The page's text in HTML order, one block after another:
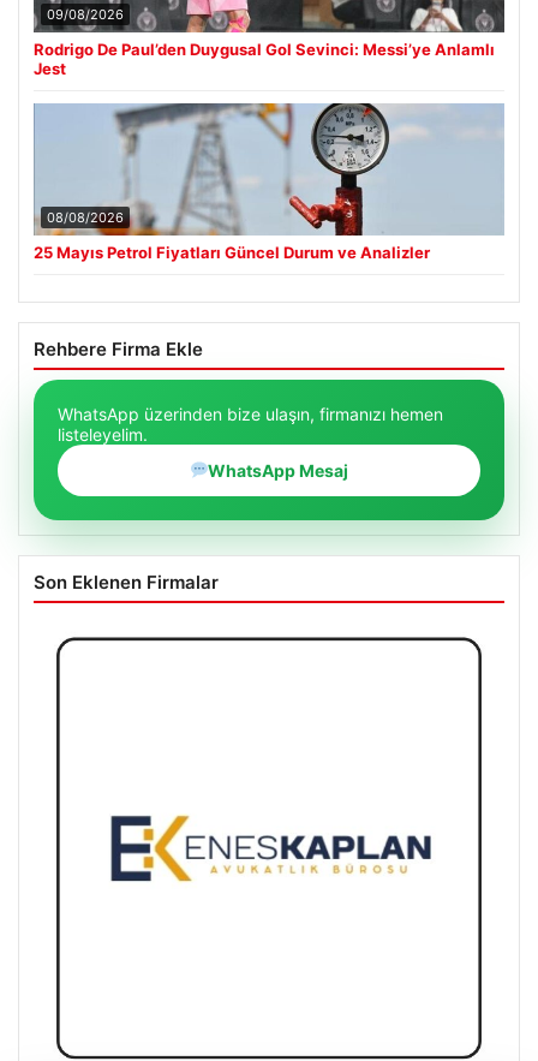
09/08/2026
Rodrigo De Paul’den Duygusal Gol Sevinci: Messi’ye Anlamlı
Jest
08/08/2026
25 Mayıs Petrol Fiyatları Güncel Durum ve Analizler
Rehbere Firma Ekle
WhatsApp üzerinden bize ulaşın, firmanızı hemen
listeleyelim.
WhatsApp Mesaj
Son Eklenen Firmalar